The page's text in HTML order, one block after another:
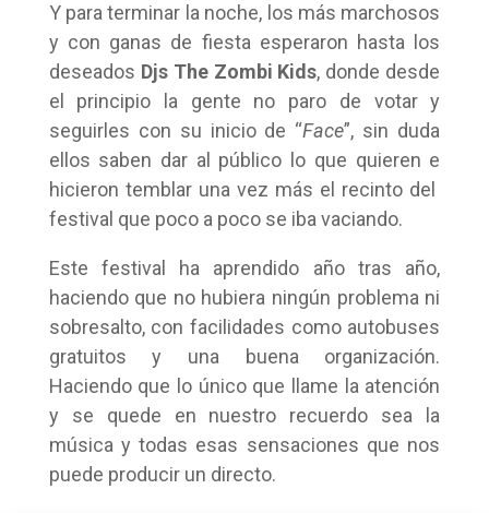
Y para terminar la noche, los más marchosos
y con ganas de fiesta esperaron hasta los
deseados Djs The Zombi Kids, donde desde
el principio la gente no paro de votar y
seguirles con su inicio de “Face”, sin duda
ellos saben dar al público lo que quieren e
hicieron temblar una vez más el recinto del
festival que poco a poco se iba vaciando.
Este festival ha aprendido año tras año,
haciendo que no hubiera ningún problema ni
sobresalto, con facilidades como autobuses
gratuitos y una buena organización.
Haciendo que lo único que llame la atención
y se quede en nuestro recuerdo sea la
música y todas esas sensaciones que nos
puede producir un directo.